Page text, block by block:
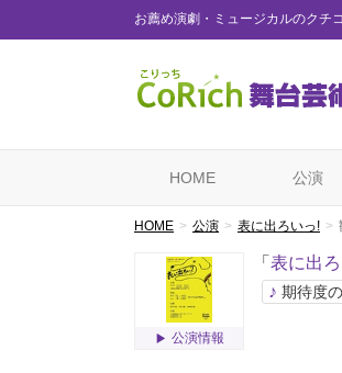
お薦め演劇・ミュージカルのクチ
HOME 公演
HOME 公演 表に出ろいっ!
公演情報
「 表に出
♪ 期待度